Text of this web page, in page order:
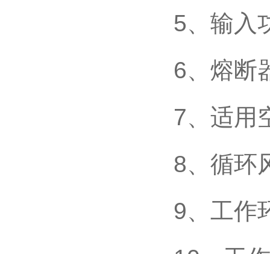
5、
6、
7、
8、循
9、